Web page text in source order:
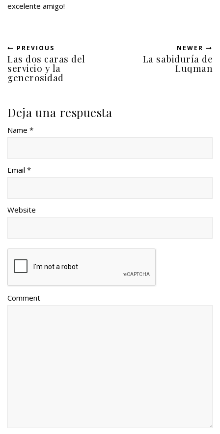
excelente amigo!
PREVIOUS
Las dos caras del
servicio y la
generosidad
NEWER
La sabiduría de
Luqman
Deja una respuesta
Name *
Email *
Website
Comment